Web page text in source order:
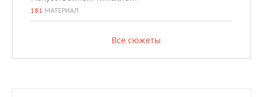
181 МАТЕРИАЛ
Все сюжеты